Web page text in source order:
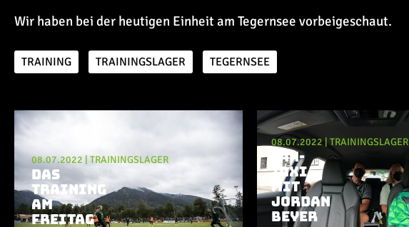
Wir haben bei der heutigen Einheit am Tegernsee vorbeigeschaut.
TRAINING TRAININGSLAGER TEGERNSEE
Aktuelle Playlist
08.07.2022 |TRAININGSLAGER
DAS
TRAINING
AM
FREITAG
08.07.2022 TRAININGSLAGER
FAN-
TAXI
MIT
JORDAN
BEYER